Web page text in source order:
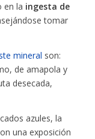
en la ingesta de
tomar
mineral son:
de amapola y
desecada,
azules, la
una exposición